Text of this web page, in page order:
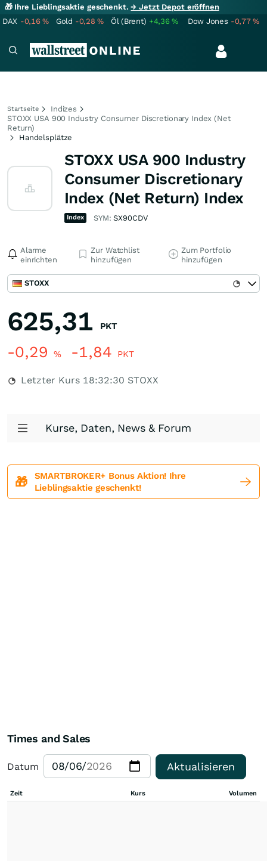
🎁 Ihre Lieblingsaktie geschenkt.→ Jetzt Depot eröffnen
DAX -0,16% Gold -0,28% Öl (Brent) +4,36% Dow Jones -0,77%
Startseite
Indizes
STOXX USA 900 Industry Consumer Discretionary Index (Net
Return)
Handelsplätze
STOXX USA 900 Industry
Consumer Discretionary
Index (Net Return) Index
Index SYM:SX90CDV
Alarme
einrichten
Zur Watchlist
hinzufügen
Zum Portfolio
hinzufügen
STOXX
625,31 PKT
-0,29 % -1,84 PKT
Letzter Kurs 18:32:30 STOXX
Kurse, Daten, News & Forum
🎁
SMARTBROKER+ Bonus Aktion! Ihre
Lieblingsaktie geschenkt!
Times and Sales
Datum Aktualisieren
Zeit Kurs Volumen